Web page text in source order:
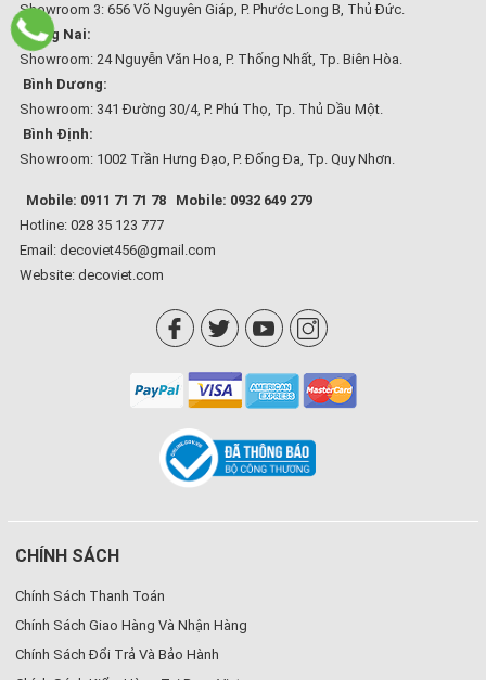
Showroom 3: 656 Võ Nguyên Giáp, P. Phước Long B, Thủ Đức.
Đồng Nai:
Showroom: 24 Nguyễn Văn Hoa, P. Thống Nhất, Tp. Biên Hòa.
Bình Dương:
Showroom: 341 Đường 30/4, P. Phú Thọ, Tp. Thủ Dầu Một.
Bình Định:
Showroom: 1002 Trần Hưng Đạo, P. Đống Đa, Tp. Quy Nhơn.
Mobile: 0911 71 71 78
Mobile: 0932 649 279
Hotline: 028 35 123 777
Email: decoviet456@gmail.com
Website: decoviet.com
CHÍNH SÁCH
Chính Sách Thanh Toán
Chính Sách Giao Hàng Và Nhận Hàng
Chính Sách Đổi Trả Và Bảo Hành